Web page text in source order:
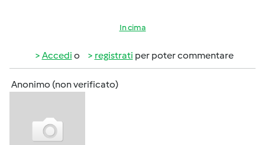
In cima
Accedi o registrati per poter commentare
Anonimo (non verificato)